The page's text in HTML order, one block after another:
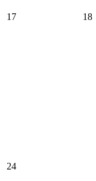
17 18
24